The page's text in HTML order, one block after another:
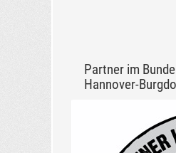
Partner im
Hannover-